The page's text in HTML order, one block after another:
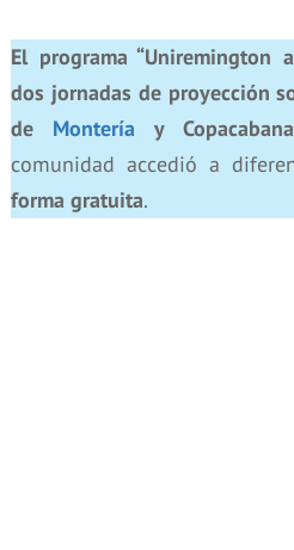
El programa “Uniremington
dos jornadas de proyección
de Montería y Copacabana
comunidad accedió a
forma gratuita.